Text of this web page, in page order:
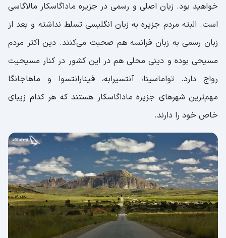
پارک ملی آنداسیبه مانتادیا
بهترین زمان سفر به ماداگاسکار
آیا جزیره ماداگاسکار برای گردشگران امن است؟
هزینه سفر به ماداگاسکار
ویزای ماداگاسکار
خواهید بود. زبان اصلی و رسمی در جزیره ماداگاسکار مالاگاسی
است. البته مردم جزیره به زبان انگلیسی تسلط نداشته و بعد از
زبان رسمی به زبان فرانسه هم صحبت می‌کنند. دین اکثر مردم
مسیحی بوده و دینی محلی هم در این کشور در کنار مسیحیت
رواج دارد. تواماسینا، آنتسیرابه، فینارانتسوا و ماهاجانگا
مهم‌ترین شهرهای جزیره ماداگاسکار هستند که هر کدام زیبای
خاص خود را دارند.